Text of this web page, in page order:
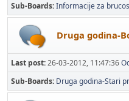
Sub-Boards Informacije za
Druga godina-
Last post:26-03-2012, 11:47:36
Sub-Boards Druga godina-Stari